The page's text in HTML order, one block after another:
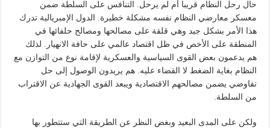
حال رحل النظام قريبا أم لم يرحل. التنافس على السلطة ضمن
معسكر معارضي النظام نفسه مشكلة خطيرة. الدول الإمبريالية تدرك
هذا الأمر بشكل جيد وهي قلقة على مصالحها ومصالح حلفائها في
المنطقة على الأخص في ظل اقتصاد عالمي على حافة الانهيار. لذلك
هم يدعمون بعض القوى السياسية والعسكرية لإقامة نوع من التوازن مع
النظام بغاية الضغط لا القضاء عليه. هم يريدون الوصول إلى حل
تفاوضي يضمن مصالحهم الاقتصادية ويبعد القوى الجهادية عن الاقتراب
من السلطة.
ولكن على المدى البعيد وبغض النظر عن الطريقة التي ستتطور بها